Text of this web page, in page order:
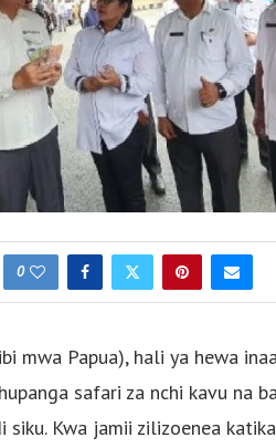
0
mwa Papua), hali ya hewa
safari za nchi kavu na
Kwa jamii zilizoenea